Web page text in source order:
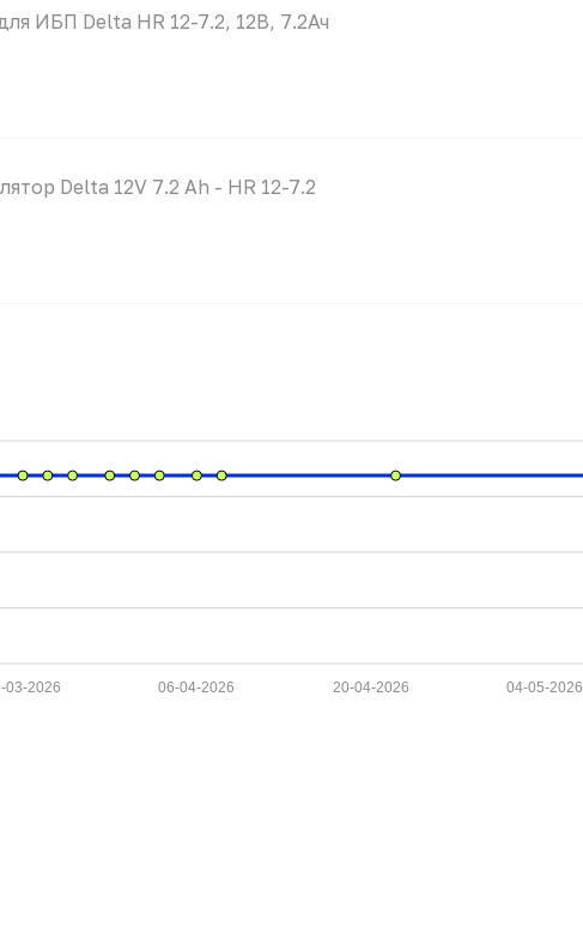
ИБП Delta HR 12-7.2, 12В, 7.2Ач
Delta 12V 7.2 Ah - HR 12-7.2
04-05-2026
20-04-2026
06-04-2026
03-2026